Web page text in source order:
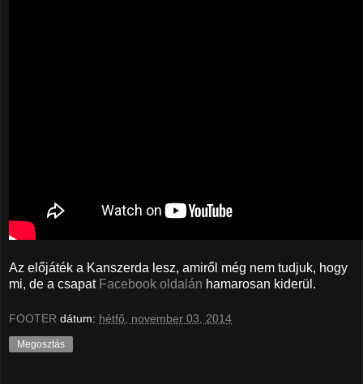
Az előjáték a Kanszerda lesz, amiről még nem tudjuk, hogy
mi, de a csapat Facebook oldalán hamarosan kiderül.
FOOTER dátum: hétfő, november 03, 2014
Megosztás